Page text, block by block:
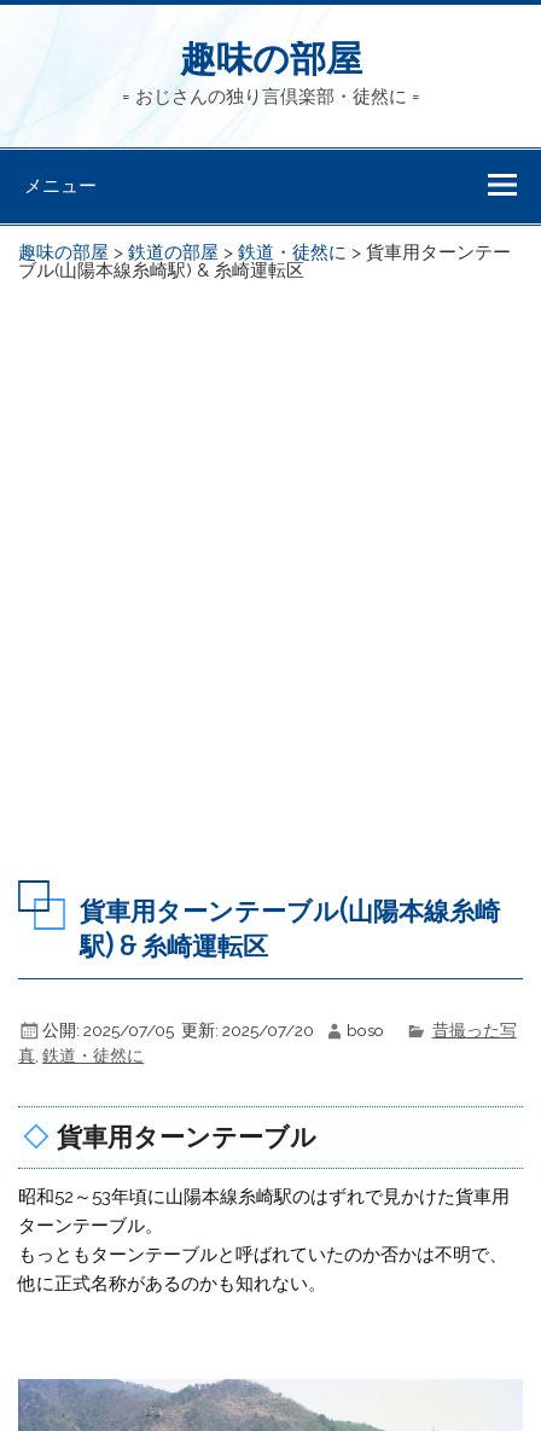
趣味の部屋
= おじさんの独り言倶楽部・徒然に =
メニュー
趣味の部屋 >鉄道の部屋 >鉄道・徒然に >貨車用ターンテー
ブル(山陽本線糸崎駅) & 糸崎運転区
貨車用ターンテーブル(山陽本線糸崎
駅) & 糸崎運転区
公開: 2025/07/05 更新: 2025/07/20 boso
昔撮った写
真,鉄道・徒然に
貨車用ターンテーブル
昭和52～53年頃に山陽本線糸崎駅のはずれで見かけた貨車用
ターンテーブル。
もっともターンテーブルと呼ばれていたのか否かは不明で、
他に正式名称があるのかも知れない。